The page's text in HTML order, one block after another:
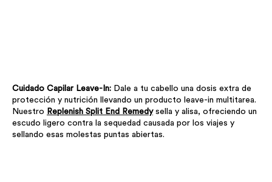
Cuidado Capilar Leave-In: Dale a tu cabello una dosis extra de
protección y nutrición llevando un producto leave-in multitarea.
Nuestro Replenish Split End Remedysella y alisa, ofreciendo un
escudo ligero contra la sequedad causada por los viajes y
sellando esas molestas puntas abiertas.